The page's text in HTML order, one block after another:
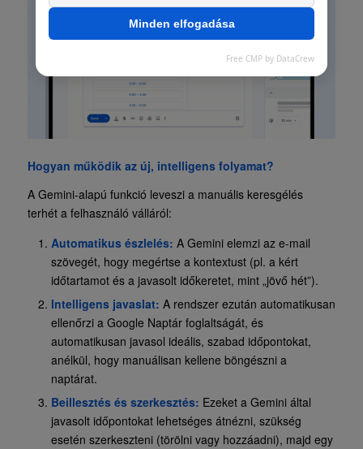
Hogyan működik az új, intelligens folyamat?
A Gemini-alapú funkció leveszi a manuális keresgélés
terhét a felhasználó válláról:
Automatikus észlelés: A Gemini elemzi az e-mail
szövegét, hogy megértse a kontextust (pl. a kért
időtartamot és a javasolt időkeretet, mint „jövő hét”).
Intelligens javaslat: A rendszer ezután automatikusan
ellenőrzi a Google Naptár foglaltságát, és
automatikusan javasol ideális, szabad időpontokat,
anélkül, hogy manuálisan kellene böngészni a
naptárat.
Beillesztés és szerkesztés: Ezeket a Gemini által
javasolt időpontokat lehetséges átnézni, szükség
esetén szerkeszteni (törölni vagy hozzáadni), majd egy
Minden elfogadása
Free CMP by DataCrew